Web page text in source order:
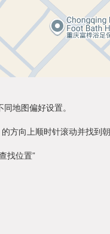
地图偏好设置。
向上顺时针滚动并找到
找位置”